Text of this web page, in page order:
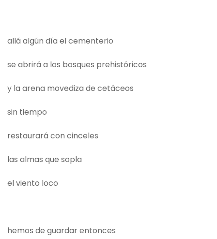
allá algún día el cementerio
se abrirá a los bosques prehistóricos
y la arena movediza de cetáceos
sin tiempo
restaurará con cinceles
las almas que sopla
el viento loco
hemos de guardar entonces